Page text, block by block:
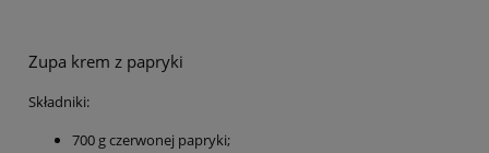
Zupa krem z papryki
Składniki:
700 g czerwonej papryki;